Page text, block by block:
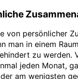
von persönlicher
man in einem
zu werden.
jeden Monat,
am wenigsten